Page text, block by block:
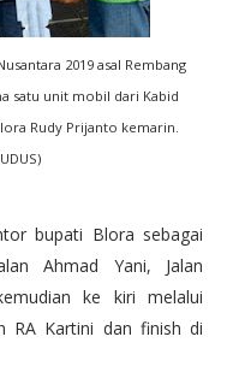
2019 asal Rembang
satu unit mobil dari Kabid
Rudy Prijanto kemarin.
bupati Blora sebagai
Ahmad Yani, Jalan
ke kiri melalui
RA Kartini dan finish di